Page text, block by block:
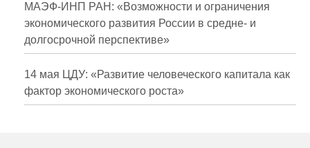
Научная жизнь
Издания
Проблемы прогнозирования
О журнале
МАЭФ-ИНП РАН: «Возможности и ограничения
экономического развития России в средне- и
долгосрочной перспективе»
14 мая ЦДУ: «Развитие человеческого капитала как
фактор экономического роста»